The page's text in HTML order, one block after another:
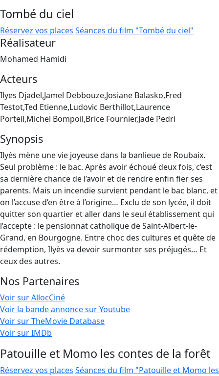
Tombé du ciel
Réservez vos places Séances du film "Tombé du ciel"
Réalisateur
Mohamed Hamidi
Acteurs
Ilyes Djadel,Jamel Debbouze,Josiane Balasko,Fred
Testot,Ted Etienne,Ludovic Berthillot,Laurence
Porteil,Michel Bompoil,Brice Fournier,Jade Pedri
Synopsis
Ilyès mène une vie joyeuse dans la banlieue de Roubaix.
Seul problème : le bac. Après avoir échoué deux fois, c’est
sa dernière chance de l’avoir et de rendre enfin fier ses
parents. Mais un incendie survient pendant le bac blanc, et
on l’accuse d’en être à l’origine… Exclu de son lycée, il doit
quitter son quartier et aller dans le seul établissement qui
l’accepte : le pensionnat catholique de Saint-Albert-le-
Grand, en Bourgogne. Entre choc des cultures et quête de
rédemption, Ilyès va devoir surmonter ses préjugés… Et
ceux des autres.
Nos Partenaires
Voir sur AllocCiné
Voir la bande annonce sur Youtube
Voir sur TheMovie Database
Voir sur IMDb
Patouille et Momo les contes de la forêt
Réservez vos places Séances du film "Patouille et Momo les